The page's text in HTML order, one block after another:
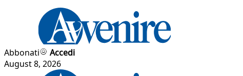
Abbonati
Accedi
August 8, 2026